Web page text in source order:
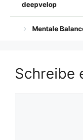
deepvelop
Mentale
Schreibe